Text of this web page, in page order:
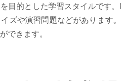
目的とした学習スタイルです
ズや演習問題などがあります
できます。